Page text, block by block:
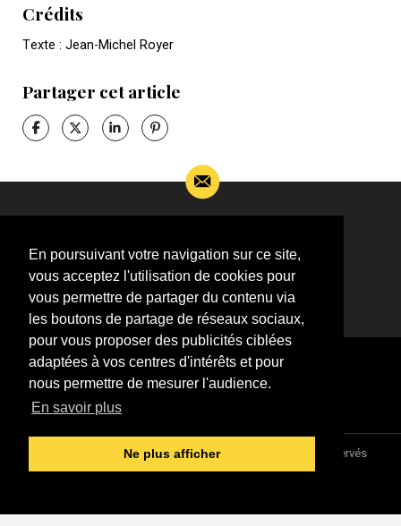
En poursuivant votre navigation sur ce site,
vous acceptez l'utilisation de cookies pour
vous permettre de partager du contenu via
les boutons de partage de réseaux sociaux,
pour vous proposer des publicités ciblées
adaptées à vos centres d'intérêts et pour
nous permettre de mesurer l'audience.
En savoir plus
Ne plus afficher
Crédits
Texte : Jean-Michel Royer
Partager cet article
complémentaires sur l’actualité de Jean-Jacques
Goldman,
ÉCRIVEZ-MOI !
Association "Parler d'sa vie" © 1997 - 2026 - Tous droits réservés